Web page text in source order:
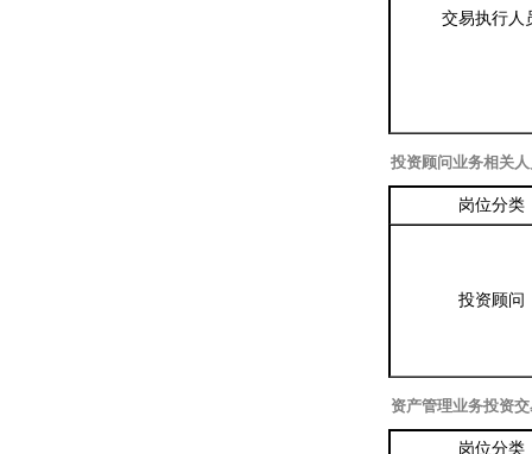
交易执行人
投资顾问业务相关
岗位分类
投资顾问
资产管理业务投资
岗位分类